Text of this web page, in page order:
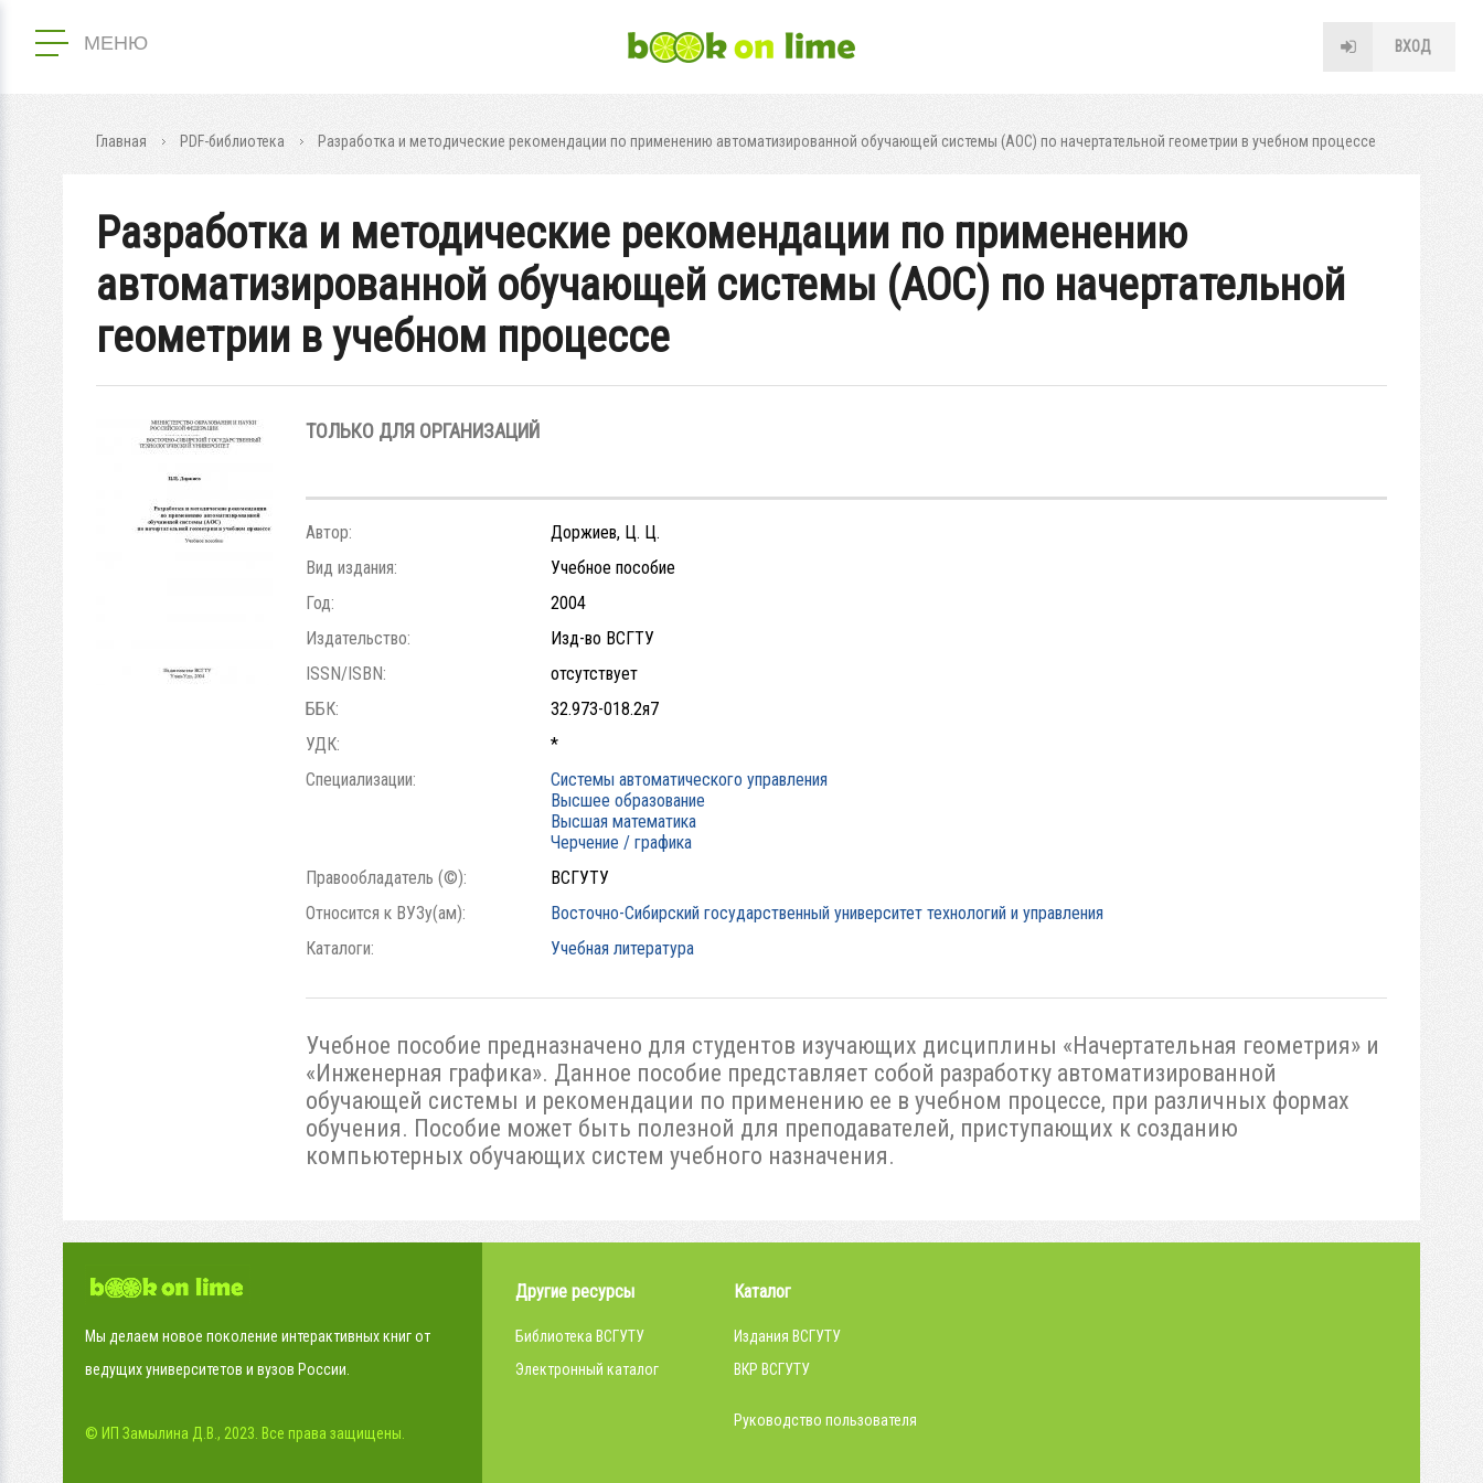
МЕНЮ ВХОД
Главная PDF-библиотека Разработка и методические рекомендации по применению автоматизированной обучающей системы (АОС) по начертательной геометрии в учебном процессе
Разработка и методические рекомендации по применению
автоматизированной обучающей системы (АОС) по начертательной
геометрии в учебном процессе
ТОЛЬКО ДЛЯ ОРГАНИЗАЦИЙ
Автор:
Доржиев, Ц. Ц.
Вид издания:
Учебное пособие
Год:
2004
Издательство:
Изд-во ВСГТУ
ISSN/ISBN:
отсутствует
ББК:
32.973-018.2я7
УДК:
*
Специализации:
Системы автоматического управления
Высшее образование
Высшая математика
Черчение / графика
Правообладатель (©):
ВСГУТУ
Относится к ВУЗу(ам):
Восточно-Сибирский государственный университет технологий и управления
Каталоги:
Учебная литература
Учебное пособие предназначено для студентов изучающих дисциплины «Начертательная геометрия» и
«Инженерная графика». Данное пособие представляет собой разработку автоматизированной
обучающей системы и рекомендации по применению ее в учебном процессе, при различных формах
обучения. Пособие может быть полезной для преподавателей, приступающих к созданию
компьютерных обучающих систем учебного назначения.
Мы делаем новое поколение интерактивных книг от
ведущих университетов и вузов России.
© ИП Замылина Д.В., 2023. Все права защищены.
Другие ресурсы
Библиотека ВСГУТУ
Электронный каталог
Каталог
Издания ВСГУТУ
ВКР ВСГУТУ
Руководство пользователя